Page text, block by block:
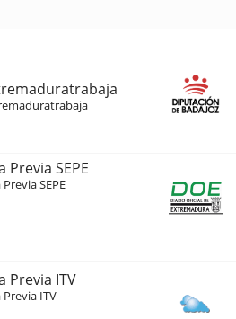
Previa SEPE
SEPE
Previa ITV
Previa ITV